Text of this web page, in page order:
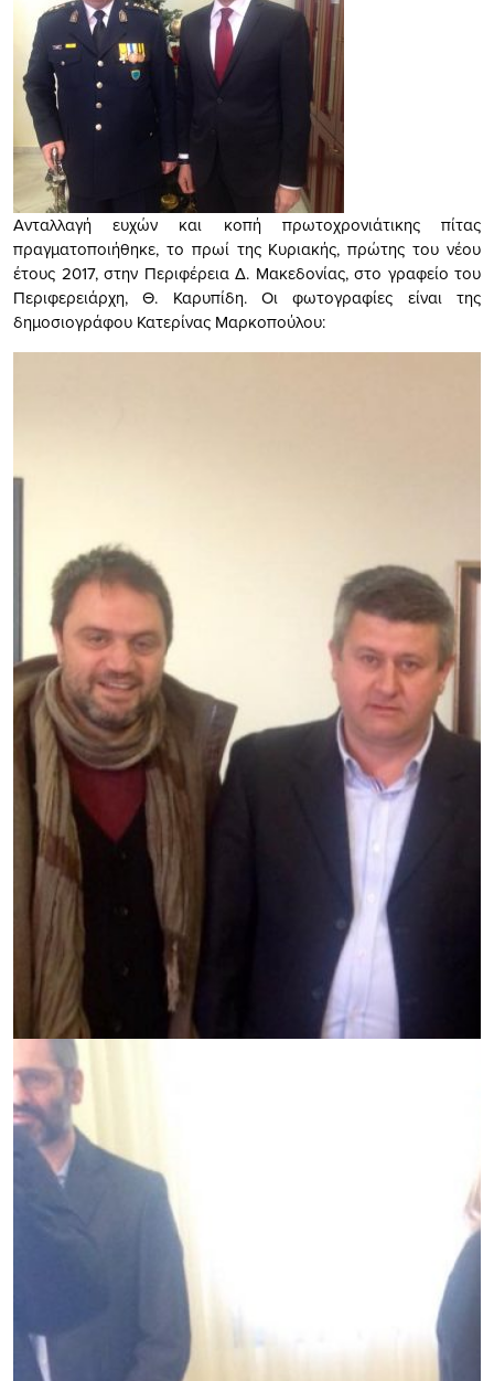
Ανταλλαγή ευχών και κοπή πρωτοχρονιάτικης πίτας
πραγματοποιήθηκε, το πρωί της Κυριακής, πρώτης του νέου
έτους 2017, στην Περιφέρεια Δ. Μακεδονίας, στο γραφείο του
Περιφερειάρχη, Θ. Καρυπίδη. Οι φωτογραφίες είναι της
δημοσιογράφου Κατερίνας Μαρκοπούλου: